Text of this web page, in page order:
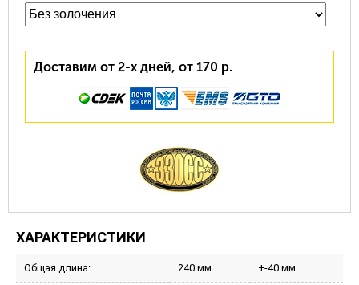
Доставим от 2-х дней, от 170 р.
ХАРАКТЕРИСТИКИ
Общая длина: 240 мм. +-40 мм.